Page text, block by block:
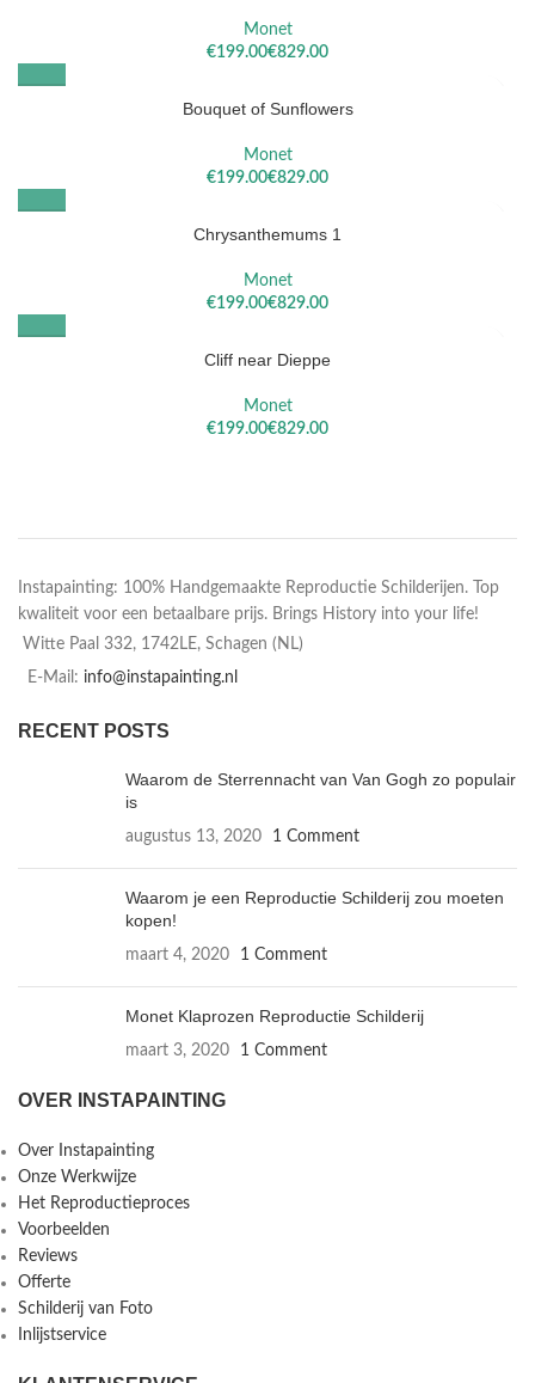
Monet
€
€
Bouquet of Sunflowers
Monet
€
€
Chrysanthemums 1
Monet
€
€
Cliff near Dieppe
Monet
€
€
Instapainting: 100% Handgemaakte Reproductie Schilderijen. Top
kwaliteit voor een betaalbare prijs. Brings History into your life!
Witte Paal 332, 1742LE, Schagen (NL)
E-Mail: info@instapainting.nl
RECENT POSTS
Waarom de Sterrennacht van Van Gogh zo populair
is
augustus 13, 2020 1 Comment
Waarom je een Reproductie Schilderij zou moeten
kopen!
maart 4, 2020 1 Comment
Monet Klaprozen Reproductie Schilderij
maart 3, 2020 1 Comment
OVER INSTAPAINTING
Over Instapainting
Onze Werkwijze
Het Reproductieproces
Voorbeelden
Reviews
Offerte
Schilderij van Foto
Inlijstservice